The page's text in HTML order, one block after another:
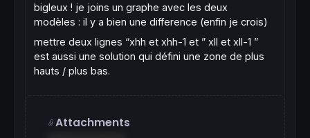
bigleux ! je joins un graphe avec les deux
modèles : il y a bien une difference (enfin je crois)
mettre deux lignes “xhh et xhh-1 et ” xll et xll-1 ”
est aussi une solution qui défini une zone de plus
hauts / plus bas.
Attachments